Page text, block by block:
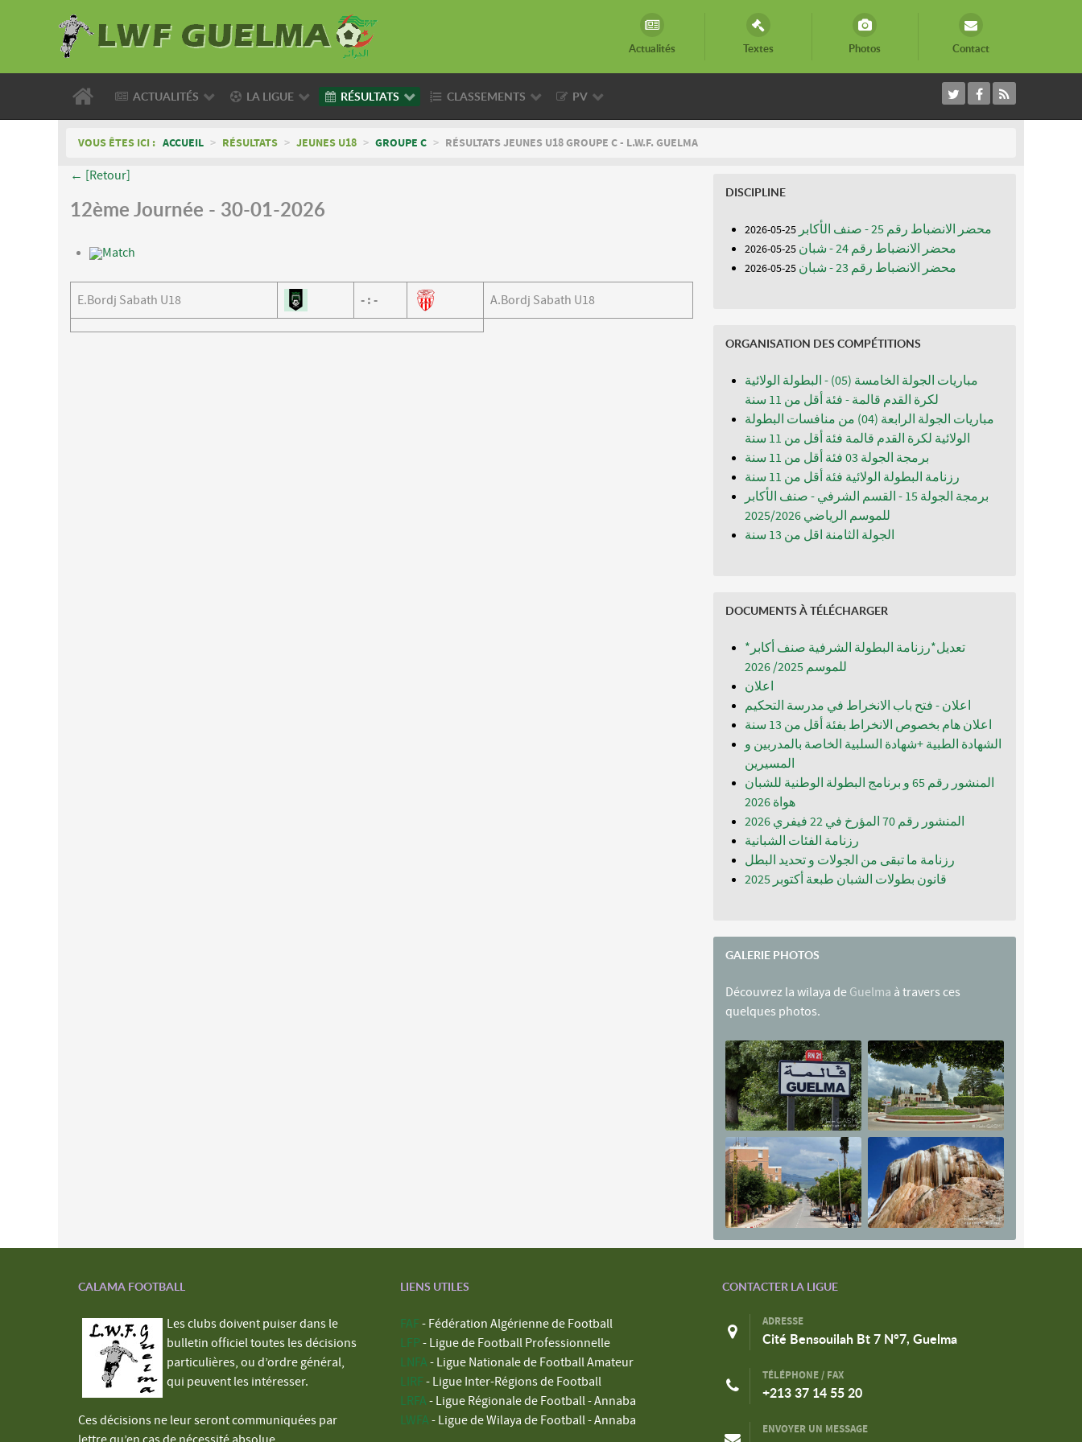
Actualités Textes Photos Contact
ACTUALITÉS LA LIGUE RÉSULTATS CLASSEMENTS PV
VOUS ÊTES ICI : ACCUEIL > RÉSULTATS > JEUNES U18 > GROUPE C > RÉSULTATS JEUNES U18 GROUPE C - L.W.F. GUELMA
← [Retour]
12ème Journée - 30-01-2026
Match
E.Bordj Sabath U18 - : - A.Bordj Sabath U18
DISCIPLINE
محضر الانضباط رقم 25 - صنف الأكابر 25-05-2026
محضر الانضباط رقم 24 - شبان 25-05-2026
محضر الانضباط رقم 23 - شبان 25-05-2026
ORGANISATION DES COMPÉTITIONS
مباريات الجولة الخامسة (05) - البطولة الولائية
لكرة القدم قالمة - فئة أقل من 11 سنة
مباريات الجولة الرابعة (04) من منافسات البطولة
الولائية لكرة القدم قالمة فئة أقل من 11 سنة
برمجة الجولة 03 فئة أقل من 11 سنة
رزنامة البطولة الولائية فئة أقل من 11 سنة
برمجة الجولة 15 - القسم الشرفي - صنف الأكابر
للموسم الرياضي 2025/2026
الجولة الثامنة اقل من 13 سنة
DOCUMENTS À TÉLÉCHARGER
*تعديل*رزنامة البطولة الشرفية صنف أكابر
للموسم 2025/ 2026
اعلان
اعلان - فتح باب الانخراط في مدرسة التحكيم
اعلان هام بخصوص الانخراط بفئة أقل من 13 سنة
الشهادة الطبية +شهادة السلبية الخاصة بالمدربين و
المسيرين
المنشور رقم 65 و برنامج البطولة الوطنية للشبان
المنشور رقم 70 المؤرخ في 22 فيفري 2026
رزنامة الفئات الشبانية
رزنامة ما تبقى من الجولات و تحديد البطل
قانون بطولات الشبان طبعة أكتوبر 2025
GALERIE PHOTOS
Découvrez la wilaya de Guelma à travers ces
quelques photos.
CALAMA FOOTBALL
Les clubs doivent puiser dans le
bulletin officiel toutes les décisions
particulières, ou d’ordre général,
qui peuvent les intéresser.
Ces décisions ne leur seront communiquées par
LIENS UTILES
FAF - Fédération Algérienne de Football
LFP - Ligue de Football Professionnelle
LNFA - Ligue Nationale de Football Amateur
LIRF - Ligue Inter-Régions de Football
LRFA - Ligue Régionale de Football - Annaba
LWFA - Ligue de Wilaya de Football - Annaba
CONTACTER LA LIGUE
ADRESSE
Cité Bensouilah Bt 7 N°7, Guelma
TÉLÉPHONE / FAX
+213 37 14 55 20
ENVOYER UN MESSAGE